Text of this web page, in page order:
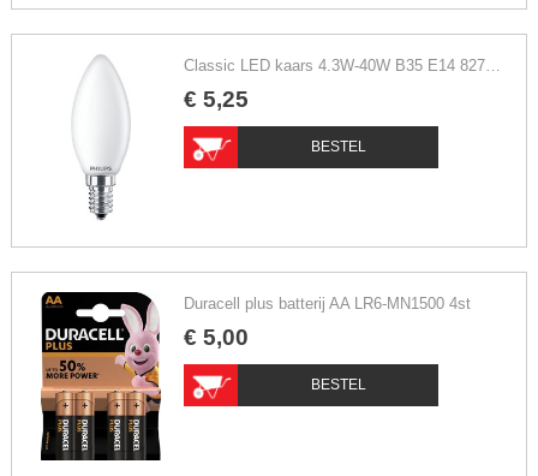
€ 5,25
BESTEL
Duracell plus batterij AA LR6-MN1500 4st
€ 5,00
BESTEL